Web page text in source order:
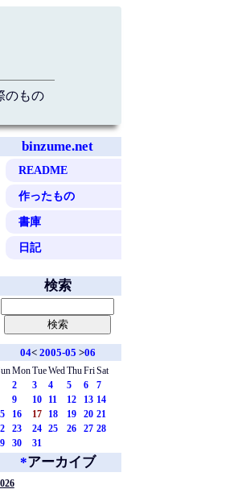
のもの
binzume.net
README
作ったもの
書庫
日記
検索
04< 2005-05 >06
MonTueWed ThuFriSat
2 3 4 5 6
7
9 10 11 12 13 14
16 17 18 19 20 21
23 24 25 26 27 28
30 31
*アーカイブ